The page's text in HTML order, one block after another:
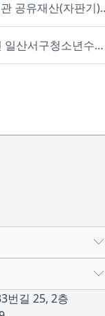
2026년 토당청소년수
[2025-6](재공고)2026년 일산서구청소년수련관 청소년방과후아카데미 위탁급식용역 견적제출 안내공고
번길 25, 2층